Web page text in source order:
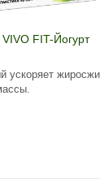
FIT-Йогурт
ускоряет